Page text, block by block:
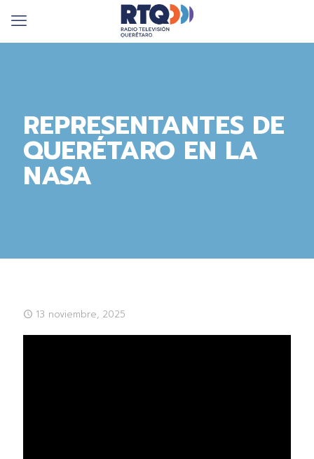
REPRESENTANTES DE
QUERÉTARO EN LA
NASA
13 noviembre, 2025